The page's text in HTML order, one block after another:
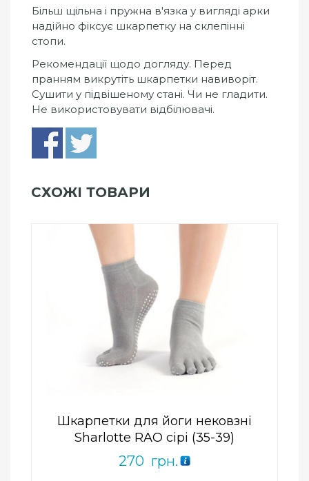
Більш щільна і пружна в'язка у вигляді арки
надійно фіксує шкарпетку на склепінні
стопи.
Рекомендації щодо догляду. Перед
пранням викрутіть шкарпетки навиворіт.
Сушити у підвішеному стані. Чи не гладити.
Не використовувати відбілювачі.
СХОЖІ ТОВАРИ
Шкарпетки для йоги нековзні
Sharlotte RAO сірі (35-39)
270 грн.
ПРИДБАТИ
Add to Wishlist